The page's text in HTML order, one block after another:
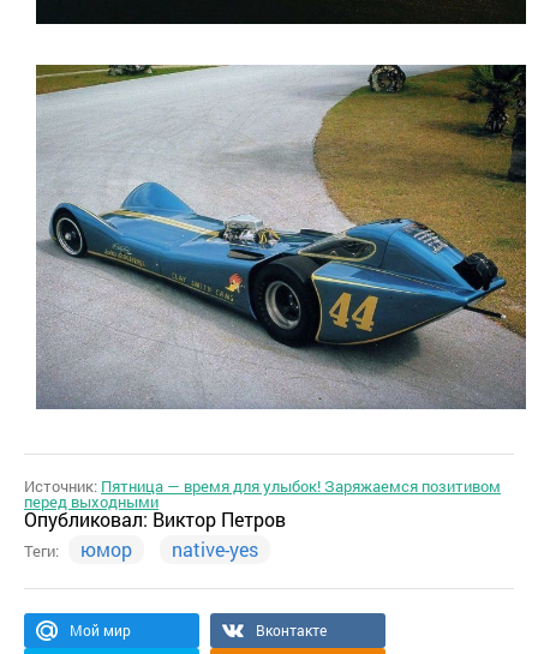
Источник: Пятница — время для улыбок! Заряжаемся позитивом
перед выходными
Опубликовал: Виктор Петров
Теги: юмор native-yes
Мой мир
Вконтакте